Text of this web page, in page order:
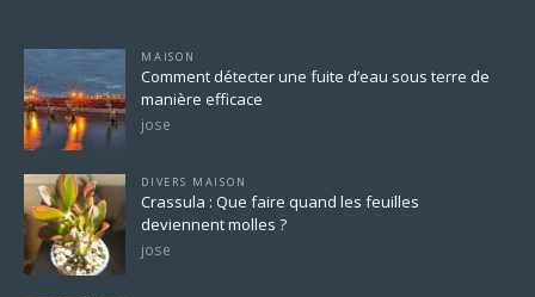
MAISON
Comment détecter une fuite d’eau sous terre de
manière efficace
jose
DIVERS MAISON
Crassula : Que faire quand les feuilles
deviennent molles ?
jose